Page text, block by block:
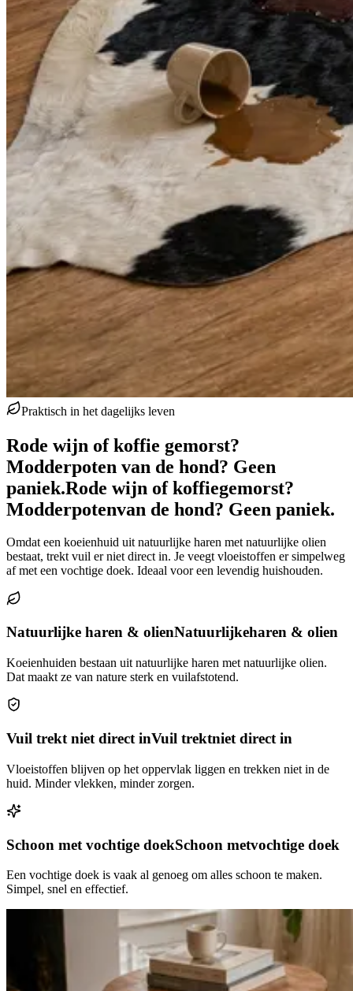
Praktisch in het dagelijks leven
Rode wijn of koffie gemorst?
Modderpoten van de hond? Geen
paniek.Rode wijn of koffiegemorst?
Modderpotenvan de hond? Geen paniek.
Omdat een koeienhuid uit natuurlijke haren met natuurlijke olien
bestaat, trekt vuil er niet direct in. Je veegt vloeistoffen er simpelweg
af met een vochtige doek. Ideaal voor een levendig huishouden.
Natuurlijke haren & olienNatuurlijkeharen & olien
Koeienhuiden bestaan uit natuurlijke haren met natuurlijke olien.
Dat maakt ze van nature sterk en vuilafstotend.
Vuil trekt niet direct inVuil trektniet direct in
Vloeistoffen blijven op het oppervlak liggen en trekken niet in de
huid. Minder vlekken, minder zorgen.
Schoon met vochtige doekSchoon metvochtige doek
Een vochtige doek is vaak al genoeg om alles schoon te maken.
Simpel, snel en effectief.